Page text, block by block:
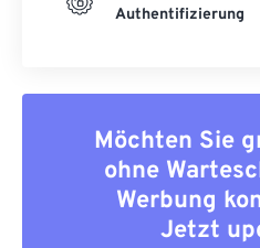
Authentifizierung
Möchten Sie
ohne
Werbung
Jetzt